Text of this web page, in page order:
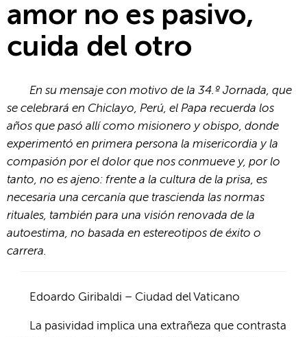
amor no es pasivo,
cuida del otro
En su mensaje con motivo de la 34.º Jornada, que
se celebrará en Chiclayo, Perú, el Papa recuerda los
años que pasó allí como misionero y obispo, donde
experimentó en primera persona la misericordia y la
compasión por el dolor que nos conmueve y, por lo
tanto, no es ajeno: frente a la cultura de la prisa, es
necesaria una cercanía que trascienda las normas
rituales, también para una visión renovada de la
autoestima, no basada en estereotipos de éxito o
carrera.
Edoardo Giribaldi – Ciudad del Vaticano
La pasividad implica una extrañeza que contrasta